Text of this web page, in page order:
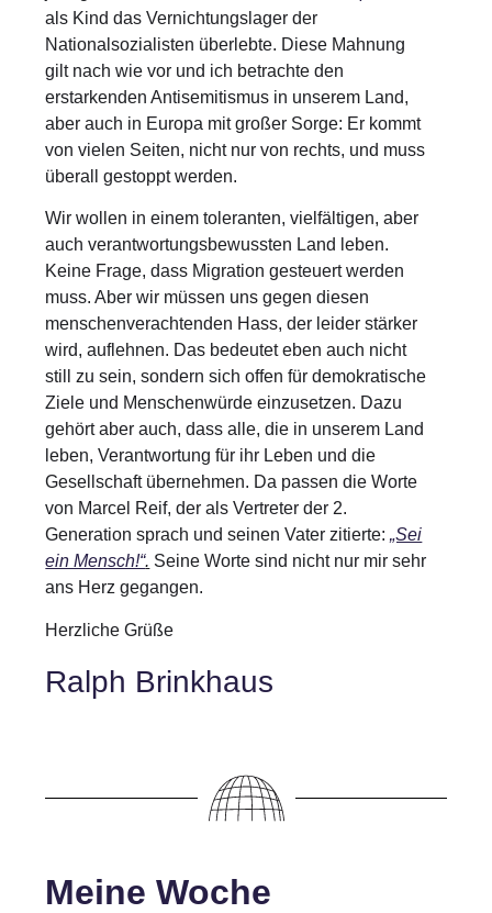
als Kind das Vernichtungslager der
Nationalsozialisten überlebte. Diese Mahnung
gilt nach wie vor und ich betrachte den
erstarkenden Antisemitismus in unserem Land,
aber auch in Europa mit großer Sorge: Er kommt
von vielen Seiten, nicht nur von rechts, und muss
überall gestoppt werden.
Wir wollen in einem toleranten, vielfältigen, aber
auch verantwortungsbewussten Land leben.
Keine Frage, dass Migration gesteuert werden
muss. Aber wir müssen uns gegen diesen
menschenverachtenden Hass, der leider stärker
wird, auflehnen. Das bedeutet eben auch nicht
still zu sein, sondern sich offen für demokratische
Ziele und Menschenwürde einzusetzen. Dazu
gehört aber auch, dass alle, die in unserem Land
leben, Verantwortung für ihr Leben und die
Gesellschaft übernehmen. Da passen die Worte
von Marcel Reif, der als Vertreter der 2.
Generation sprach und seinen Vater zitierte:„Sei
ein Mensch!“. Seine Worte sind nicht nur mir sehr
ans Herz gegangen.
Herzliche Grüße
Ralph Brinkhaus
Meine Woche